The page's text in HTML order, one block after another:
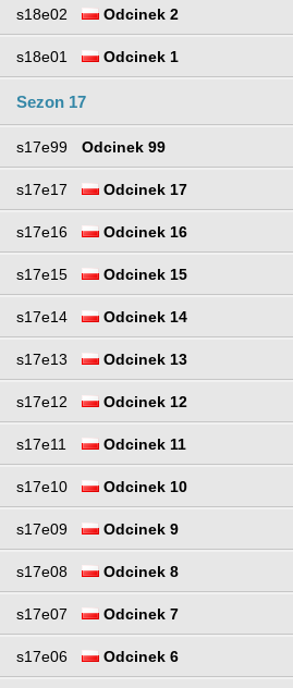
s18e02 Odcinek 2
s18e01 Odcinek 1
Sezon 17
s17e99 Odcinek 99
s17e17 Odcinek 17
s17e16 Odcinek 16
s17e15 Odcinek 15
s17e14 Odcinek 14
s17e13 Odcinek 13
s17e12 Odcinek 12
s17e11 Odcinek 11
s17e10 Odcinek 10
s17e09 Odcinek 9
s17e08 Odcinek 8
s17e07 Odcinek 7
s17e06 Odcinek 6